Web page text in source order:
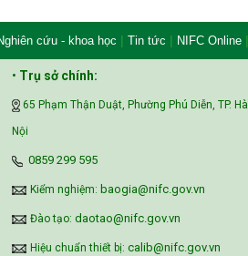
cứu - khoa học | Tin tức | NIFC Online |
• Trụ sở chính:
65 Phạm Thận Duật, Phường Phú Diễn, TP. Hà
Nội
‪0859 299 595‬
Kiểm nghiệm: baogia@nifc.gov.vn
Đào tạo: daotao@nifc.gov.vn
Hiệu chuẩn thiết bị: calib@nifc.gov.vn